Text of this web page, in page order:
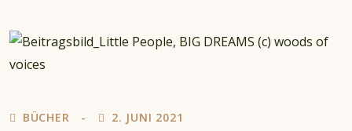
BÜCHER 2. JUNI 2021